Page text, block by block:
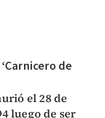
de
el 28 de
luego de ser